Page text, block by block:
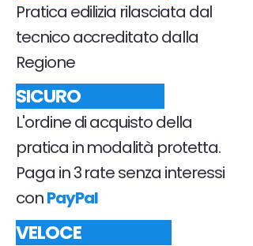
Pratica edilizia rilasciata dal
tecnico accreditato dalla
Regione
SICURO
L'ordine di acquisto della
pratica in modalità protetta.
Paga in 3 rate senza interessi
conPayPal
VELOCE